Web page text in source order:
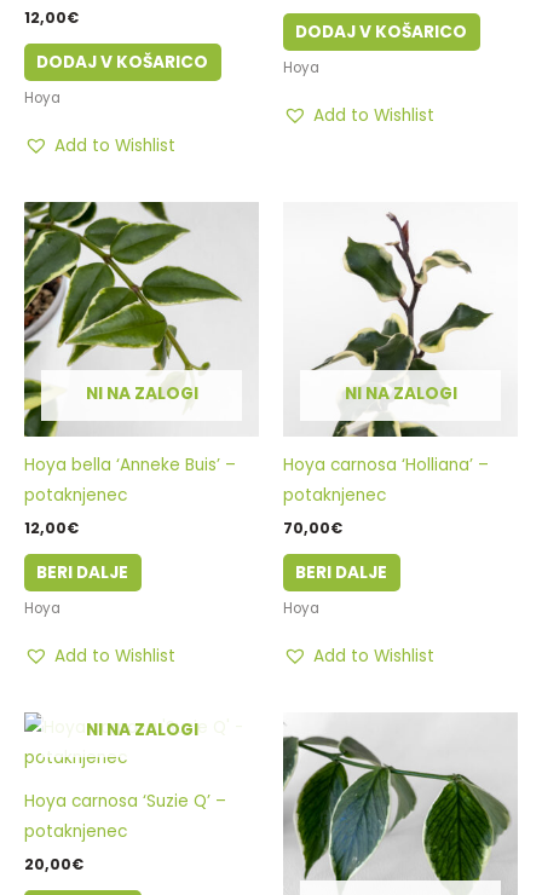
12,00€
DODAJ V KOŠARICO
Hoya
Add to Wishlist
DODAJ V KOŠARICO
Hoya
Add to Wishlist
NI NA ZALOGI
Hoya bella ‘Anneke Buis’ –
potaknjenec
12,00€
BERI DALJE
Hoya
Add to Wishlist
NI NA ZALOGI
Hoya carnosa ‘Holliana’ –
potaknjenec
70,00€
BERI DALJE
Hoya
Add to Wishlist
NI NA ZALOGI
Hoya carnosa ‘Suzie Q’ –
potaknjenec
20,00€